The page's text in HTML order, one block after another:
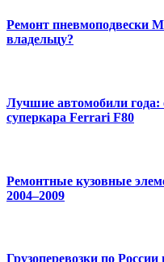
Ремонт пневмоподвески
владельцу?
Лучшие автомобили
суперкара Ferrari F80
Ремонтные кузовные
2004–2009
Грузоперевозки по